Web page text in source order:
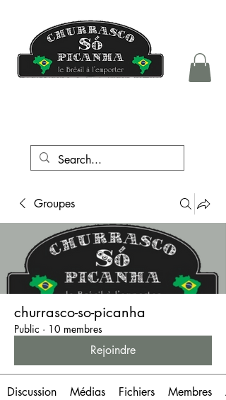
Groupes
churrasco-so-picanha
Public · 10 membres
Rejoindre
Discussion Médias Fichiers Membres